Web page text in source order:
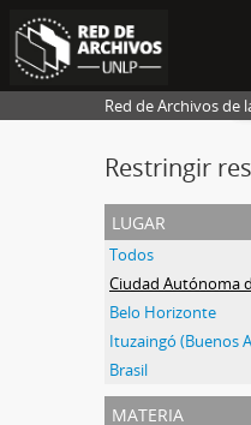
Red de Archivos de
Restringir
lugar
Todos
Belo Horizonte
Ituzaingó (Buenos
Brasil
materia